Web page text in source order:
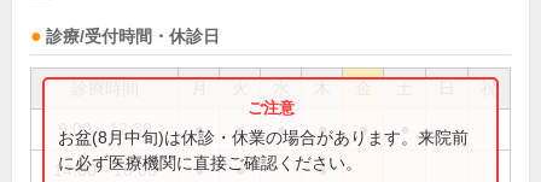
診療/受付時間・休診日
祝
9:00～12:30 ● ● ● ● ●
14:00～18:00 ● ● ●
お盆(8月中旬)は休診・休業の場合があります。来院前
に必ず医療機関に直接ご確認ください。